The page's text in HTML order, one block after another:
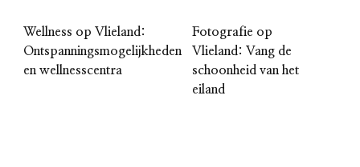
Wellness op Vlieland:
Ontspanningsmogelijkheden
en wellnesscentra
Fotografie op
Vlieland: Vang de
schoonheid van het
eiland